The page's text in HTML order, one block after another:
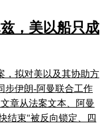
，美以船只成
，拟对美以及其协助方
步伊朗-阿曼联合工作
章从法案文本、阿曼
结束"被反向锁定、四